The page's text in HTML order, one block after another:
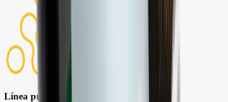
Línea profesional